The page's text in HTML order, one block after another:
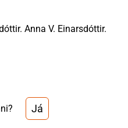
Anna V. Einarsdóttir.
Já